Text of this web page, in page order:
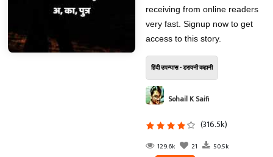
receiving from online readers
very fast. Signup now to get
access to this story.
हिंदी उपन्यास - डरावनी कहानी
Sohail K Saifi
(316.5k)
129.6k 21 50.5k